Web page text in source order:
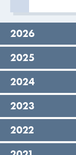
År,
2026
År,
2025
År,
2024
År,
2023
År,
2022